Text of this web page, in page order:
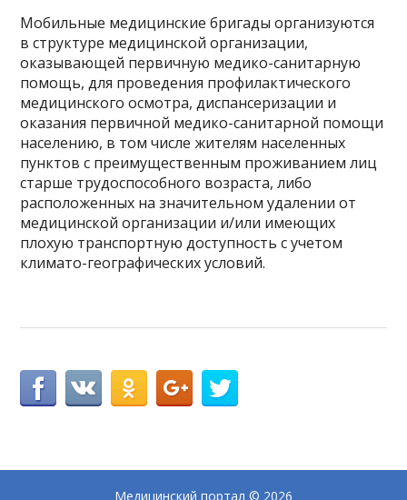
Мобильные медицинские бригады организуются
в структуре медицинской организации,
оказывающей первичную медико-санитарную
помощь, для проведения профилактического
медицинского осмотра, диспансеризации и
оказания первичной медико-санитарной помощи
населению, в том числе жителям населенных
пунктов с преимущественным проживанием лиц
старше трудоспособного возраста, либо
расположенных на значительном удалении от
медицинской организации и/или имеющих
плохую транспортную доступность с учетом
климато-географических условий.
Медицинский портал © 2026